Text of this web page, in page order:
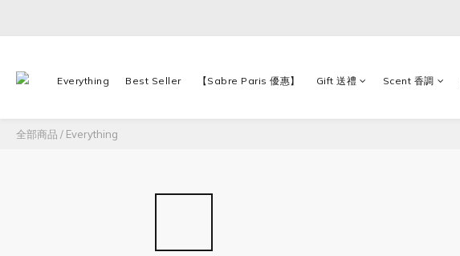
Everything Best Seller 【Sabre Paris 優惠】 Gift 送禮 Scent 香調
全部商品 / Everything